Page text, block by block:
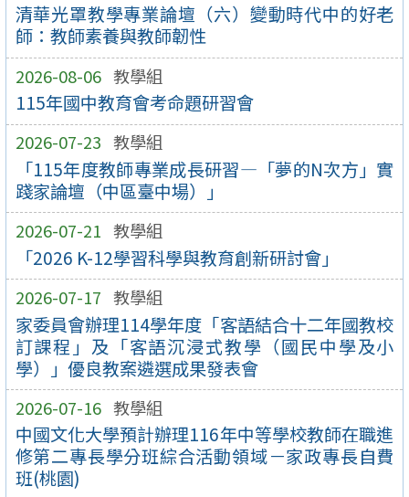
清華光罩教學專業論壇（六）變動時代中的好老
師：教師素養與教師韌性
2026-08-06 教學組
115年國中教育會考命題研習會
2026-07-23 教學組
「115年度教師專業成長研習—「夢的N次方」實
踐家論壇（中區臺中場）」
2026-07-21 教學組
「2026 K-12學習科學與教育創新研討會」
2026-07-17 教學組
家委員會辦理114學年度「客語結合十二年國教校
訂課程」及「客語沉浸式教學（國民中學及小
學）」優良教案遴選成果發表會
2026-07-16 教學組
中國文化大學預計辦理116年中等學校教師在職進
修第二專長學分班綜合活動領域－家政專長自費
班(桃園)